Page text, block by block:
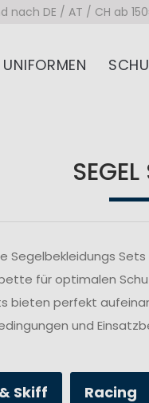
nach DE / AT / CH ab
UNIFORMEN
SEGEL
Segelbekleidungs
für optimalen
bieten perfekt
und
Skiff Racing